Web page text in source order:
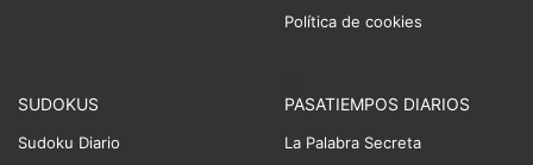
Política de cookies
SUDOKUS
Sudoku Diario
PASATIEMPOS DIARIOS
La Palabra Secreta